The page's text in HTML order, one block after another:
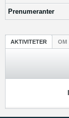
Prenumeranter
AKTIVITETER OM